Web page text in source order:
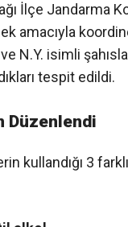
İlçe Jandarma
amacıyla
N.Y. isimli
tespit edildi.
Düzenlendi
kullandığı 3